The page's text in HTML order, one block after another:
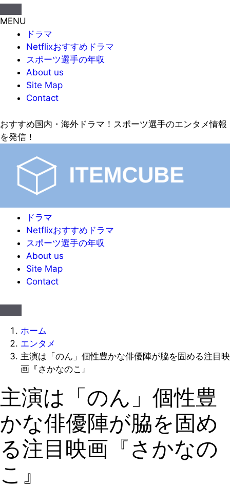
MENU
ドラマ
Netflixおすすめドラマ
スポーツ選手の年収
About us
Site Map
Contact
おすすめ国内・海外ドラマ！スポーツ選手のエンタメ情報
を発信！
ドラマ
Netflixおすすめドラマ
スポーツ選手の年収
About us
Site Map
Contact
ホーム
エンタメ
主演は「のん」個性豊かな俳優陣が脇を固める注目映
画『さかなのこ』
主演は「のん」個性豊
かな俳優陣が脇を固め
る注目映画『さかなの
こ』